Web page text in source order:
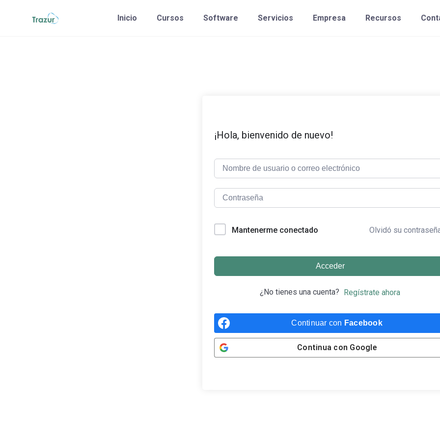
Inicio Cursos Software Servicios Empresa Recursos
¡Hola, bienvenido de nuevo!
Mantenerme conectado Olvidó su
Acceder
¿No tienes una cuenta? Regístrate ahora
Continuar con Facebook
Continua con Google